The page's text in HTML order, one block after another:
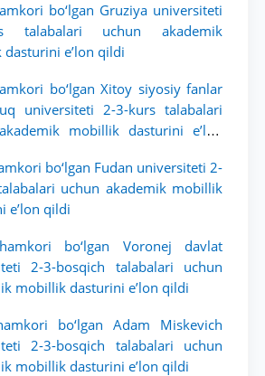
bo‘lgan Gruziya universiteti
talabalari uchun akademik
e’lon qildi
bo‘lgan Xitoy siyosiy fanlar
universiteti 2-3-kurs talabalari
mobillik dasturini e’lon
bo‘lgan Fudan universiteti 2-
uchun akademik mobillik
e’lon qildi
bo‘lgan Voronej davlat
uchun
mobillik dasturini e’lon qildi
bo‘lgan Adam Miskevich
2-3-bosqich talabalari uchun
mobillik dasturini e’lon qildi